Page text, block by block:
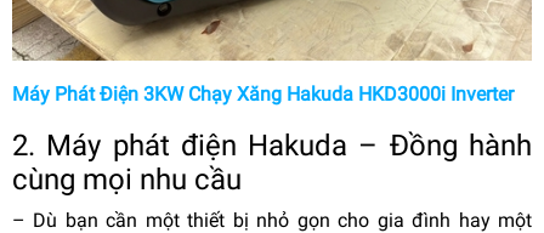
Máy Phát Điện 3KW Chạy Xăng Hakuda HKD3000i Inverter
2. Máy phát điện Hakuda – Đồng hành
cùng mọi nhu cầu
– Dù bạn cần một thiết bị nhỏ gọn cho gia đình hay một